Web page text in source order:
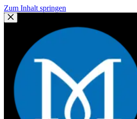
Zum Inhalt springen